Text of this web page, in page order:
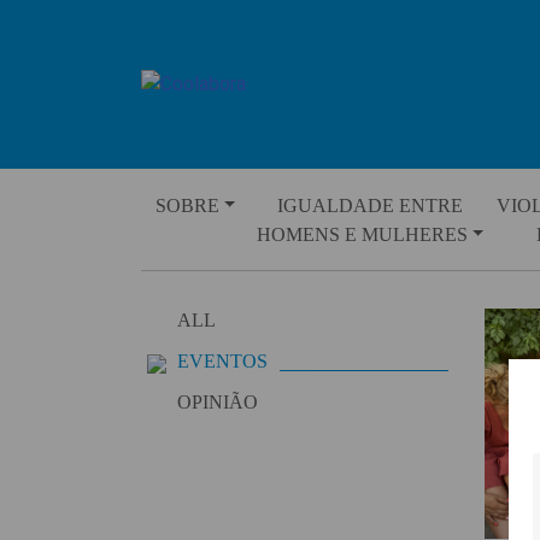
SOBRE
IGUALDADE ENTRE
HOMENS E MULHERES
ALL
EVENTOS
OPINIÃO